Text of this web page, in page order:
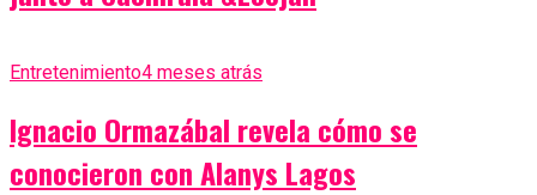
Entretenimiento4 meses atrás
Ignacio Ormazábal revela cómo se
conocieron con Alanys Lagos